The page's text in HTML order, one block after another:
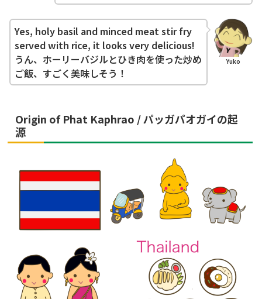
Yuko
Yes, holy basil and minced meat stir fry
served with rice, it looks very delicious!
うん、ホーリーバジルとひき肉を使った炒め
ご飯、すごく美味しそう！
Origin of Phat Kaphrao / パッガパオガイの起
源